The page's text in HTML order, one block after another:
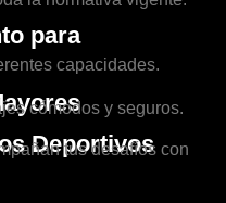
para
capacidades.
cómodos y seguros.
Deportivos
tus desafíos con